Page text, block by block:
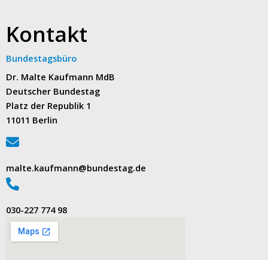
Kontakt
Bundestagsbüro
Dr. Malte Kaufmann MdB
Deutscher Bundestag
Platz der Republik 1
11011 Berlin
malte.kaufmann@bundestag.de
‭030-227 774 98‬